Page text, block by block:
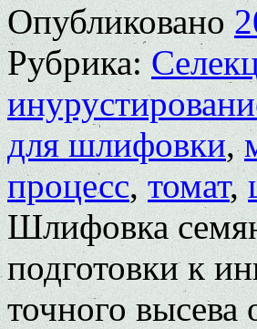
Опубликовано
Рубрика:
для шлифовки,
процесс,томат,
Шлифовка
подготовки к
точного высева